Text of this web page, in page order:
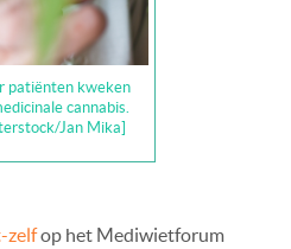
patiënten kweken
cannabis.
Jan Mika]
zelfop het Mediwietforum